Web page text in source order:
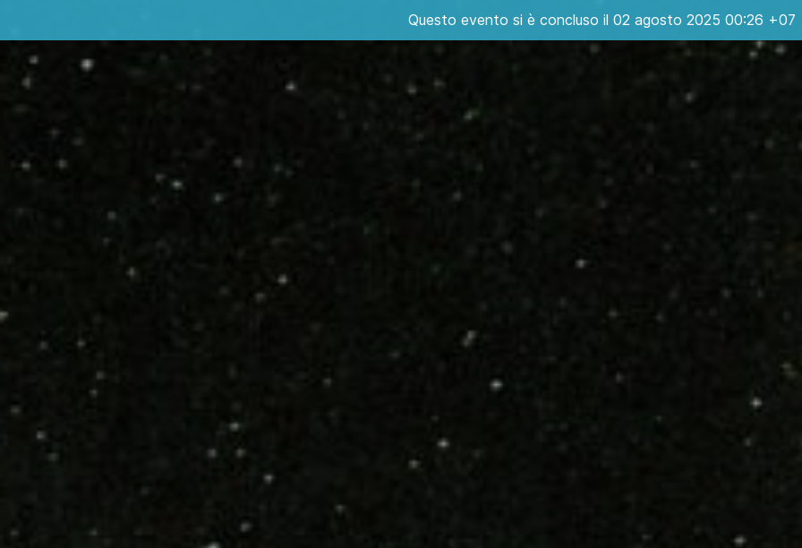
Questo evento si è concluso il 02 agosto 2025 00:26 +07